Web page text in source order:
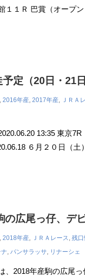
１１Ｒ 巴賞（オープン
定（20日・21日
, 2016年産, 2017年産, ＪＲＡ
13:35 東京
６月２０日（
の広尾っ仔、デ
, 2018年産, ＪＲＡレース, 残口
, パンサラッサ, リナーシェ
、2018年産駒の広尾